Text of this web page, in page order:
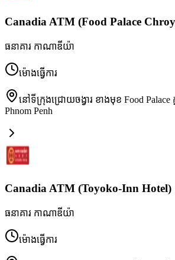
Canadia ATM (Food Palace
ធនាគារ កាណាឌីយ៉ា
ម៉ោងធ្វើការ
នៅទីក្រុងជ្រោយចង្វារ ខាងមុខ Food Palace
Phnom Penh
Canadia ATM (Toyoko-Inn Hotel)
ធនាគារ កាណាឌីយ៉ា
ម៉ោងធ្វើការ